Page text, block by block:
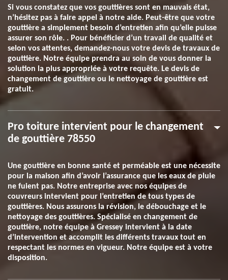
Si vous constatez que vos gouttières sont en mauvais état,
n’hésitez pas à faire appel à notre aide. Peut-être que votre
gouttière a simplement besoin d’entretien afin qu’elle puisse
assurer son rôle. . Pour bénéficier d’un travail de qualité et
selon vos attentes, demandez-nous votre devis de travaux de
gouttière. Notre équipe prendra au soin de vous donner la
solution la plus appropriée à votre requête. Le devis de
changement de gouttière ou le nettoyage de gouttière est
gratuit.
Pro toiture intervient pour le changement
de gouttière 78550
Une gouttière en bonne santé et perméable est une nécessite
pour la maison afin d’avoir l’assurance que les eaux de pluie
ne fuient pas. Notre entreprise avec nos équipes de
couvreurs intervient pour l’entretien de tous types de
gouttières. Nous assurons la révision, le débouchage et le
nettoyage des gouttières. Spécialisé en changement de
gouttière, notre équipe à Gressey intervient à la date
d’intervention et accomplit les différents travaux tout en
respectant les normes en vigueur. Notre équipe est à votre
disposition.